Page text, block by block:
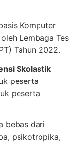
Komputer
Lembaga Tes
Tahun 2022.
Skolastik
peserta
peserta
bebas dari
psikotropika,